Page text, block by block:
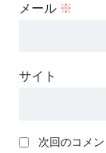
メール ※
サイト
次回のコメ